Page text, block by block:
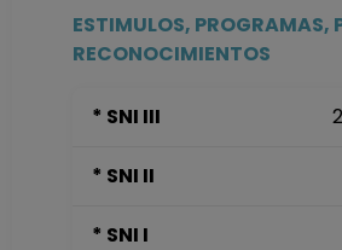
ESTIMULOS, PROGRAMAS,
RECONOCIMIENTOS
* SNI III
* SNI II
* SNI I